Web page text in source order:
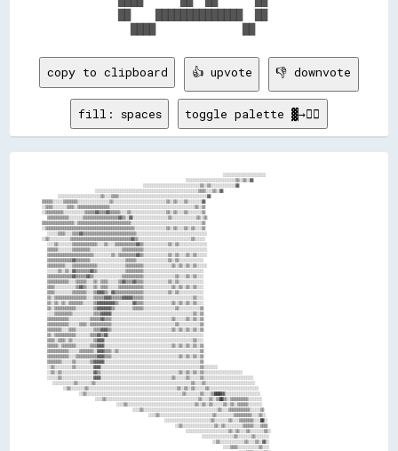
copy to clipboard 👍 upvote 👎 downvote
fill: spaces toggle palette ▓→✊🏽
                                                      ░░░░░░░░░░░░░░░░░░░░░░░░░░░░▒▒░░▒▒░░▓▓
                                      ░░░░░░░░░░░░░░░░░░░░░░░░░░░░░░░░▒▒░░▒▒░░░░░░░░░░░░░░▓▓
                    ░░░░░░░░░░░░░░░░░░░░░░░░░░░░░░░░░░░░░░░░░░░░░░░░░░░░░░░░░░▒▒▒▒░░░░▒▒░░▓▓
      ░░░░░░░░░░░░░░░░░░░░░░░░▒▒░░░░▒▒▒▒░░░░░░░░░░░░░░░░░░░░░░░░░░░░░░░░░░░░░░░░░░░░░░░░░░▓▓
▒▒▒▒▒▒░░░░░░▒▒▒▒▒▒▒▒░░░░░░░░░░░░░░░░░░▒▒░░░░░░░░░░░░░░░░░░░░░░░░░░░░░░▒▒░░▒▒░░░░▒▒░░░░░░░░▓▓
░░▒▒▒▒░░░░░░░░▒▒▒▒░░▒▒▒▒▒▒▒▒▒▒▒▒▒▒▒▒▒▒░░░░░░░░░░░░░░░░░░░░░░░░░░░░░░░░░░░░░░░░░░░░░░░░▒▒░░▒▒
░░▒▒▒▒▒▒▒▒▒▒░░░░░░░░░░░░▒▒▒▒▒▒▓▓▒▒▒▒▓▓▒▒▒▒▒▒░░░░▒▒░░░░░░░░░░░░░░░░░░░░▒▒░░▒▒░░░░▒▒░░░░░░░░▒▒
  ▒▒▒▒▒▒▒▒▒▒▒▒░░░░░░░░▒▒▒▒▒▒▒▒▒▒▒▒▒▒▒▒▒▒▒▒▓▓▒▒░░▓▓░░░░░░░░░░░░░░░░░░░░▒▒░░░░░░░░░░░░░░▒▒░░▒▒
▒▒▒▒▒▒▒▒▒▒▒▒▒▒▒▒▒▒░░▒▒▒▒▒▒▒▒▒▒▒▒▒▒▒▒▒▒▒▒▒▒▒▒▒▒▒▒▒▒░░░░░░░░░░░░░░░░░░░░░░░░░░░░░░░░░░░░░░░░▒▒
░░▒▒▒▒▒▒▒▒▒▒▒▒▒▒▒▒▒▒▒▒▒▒▒▒▒▒▒▒▒▒▒▒▒▒▒▒▒▒▒▒▒▒▒▒▒▒▒▒▒▒░░░░░░░░░░░░░░░░░░▒▒░░▒▒░░░░▒▒░░▒▒░░░░▒▒
  ░░░░░░▒▒▒▒░░░░▒▒▒▒▓▓▒▒▒▒▒▒▒▒▒▒▒▒▒▒▒▒▒▒▒▒▒▒▒▒▒▒▒▒▒▒░░░░░░░░░░░░░░░░░░░░░░░░░░░░░░░░░░░░░░░░
░░▒▒░░░░░░░░░░░░▒▒▒▒▒▒▒▒▒▒▒▒▒▒▒▒▒▒▒▒▒▒▒▒▒▒▒▒▒▒▒▒▒▒▓▓▒▒░░░░░░░░░░░░░░░░░░░░░░░░░░░░░░▒▒░░░░░░
  ░░░░▒▒░░░░░░░░▒▒▒▒▒▒▒▒▒▒▒▒▒▒░░░░▒▒░░░░▒▒▒▒▒▒▒▒▒▒▒▒▓▓▒▒░░░░░░░░░░░░░░▒▒░░▒▒░░░░░░░░░░░░░░░░
  ▒▒▒▒▒▒░░░░░░░░▒▒▒▒▒▒▒▒▒▒░░░░░░░░░░░░░░░░░░▒▒▒▒▒▒▒▒▒▒▒▒░░░░░░░░░░░░░░░░░░░░░░░░░░░░░░░░░░░░
  ▒▒▒▒▒▒▒▒▒▒▒▒▒▒▒▒▒▒▒▒▒▒▒▒▒▒░░░░░░░░░░▒▒░░▒▒▒▒▒▒▒▒▒▒▓▓▒▒░░░░░░░░░░░░░░▒▒░░▒▒░░░░▒▒░░▒▒░░░░░░
  ▒▒▒▒▒▒▒▒▒▒▒▒▒▒▓▓▒▒▒▒▒▒▒▒░░░░░░░░░░░░░░░░░░░░▒▒▒▒▒▒░░░░░░░░░░░░░░░░░░▒▒░░▒▒░░░░░░░░░░░░░░
  ▒▒▒▒▒▒▒▒▒▒░░░░▒▒▒▒▒▒▒▒▒▒▒▒▒▒░░░░░░░░░░░░░░░░▒▒▒▒▒▒▒▒▒▒░░░░░░░░░░░░░░░░▒▒░░▒▒░░▒▒░░▒▒░░░░░░
  ░░░░░░▒▒░░▒▒░░▓▓▒▒▒▒▒▒▒▒▓▓▒▒░░░░░░░░░░░░░░░░▒▒▒▒▒▒▒▒▒▒░░░░░░░░░░░░░░░░░░░░░░░░░░░░░░░░░░
  ▒▒▒▒▒▒▒▒▒▒▒▒▒▒▓▓▒▒▒▒▒▒▓▓▒▒░░░░░░░░░░░░░░░░▒▒▒▒▒▒▒▒▒▒▒▒░░░░░░░░░░░░░░░░░░▒▒░░░░▒▒░░▒▒░░░░
  ▒▒▒▒▒▒▒▒▒▒▒▒░░░░▒▒▒▒▒▒░░░░▒▒░░▒▒▒▒░░░░░░▒▒▓▓▒▒▒▒▓▓▒▒▒▒░░░░░░░░░░░░░░▒▒░░▒▒░░░░░░░░░░░░░░
  ▒▒▒▒░░░░░░░░░░░░▒▒▓▓▒▒░░░░▒▒░░▒▒▒▒░░░░░░▒▒▒▒▒▒▒▒▒▒▒▒▒▒░░░░░░░░░░░░░░░░▒▒░░▒▒░░▒▒░░▒▒░░░░
  ▒▒▒▒░░░░░░░░░░▒▒▒▒▒▒▒▒░░░░▒▒▓▓▓▓▒▒░░▓▓▒▒▒▒▒▒▒▒▒▒▒▒▒▒▒▒░░░░░░░░░░░░░░▒▒░░▒▒░░░░░░░░░░░░░░
  ▒▒░░▒▒▒▒▒▒▒▒▒▒▒▒▒▒▒▒▒▒░░░░▒▒▒▒▒▒▓▓▓▓▒▒▒▒▒▒▓▓▓▓▓▓▒▒▒▒▒▒░░░░░░░░░░░░░░░░░░░░░░░░░░░░▒▒░░░░
  ▒▒░░▒▒░░▒▒░░▒▒▒▒▒▒▒▒░░░░░░▒▒▓▓▓▓▓▓▓▓▓▓▒▒░░░░░░░░▓▓▒▒▒▒░░░░░░░░░░░░░░░░▒▒░░▒▒░░▒▒░░▒▒░░░░
  ▒▒░░▒▒▒▒▒▒▒▒▒▒▒▒░░░░░░░░░░▒▒▓▓▓▓▓▓▓▓▒▒░░░░░░░░░░▒▒▒▒▒▒░░░░░░░░░░░░░░░░░░▒▒░░░░░░░░░░░░▒▒
  ░░░░▒▒▒▒▒▒▒▒▒▒░░░░░░░░░░░░▒▒▒▒▓▓▓▓▓▓░░░░░░░░░░░░░░░░░░░░░░░░░░░░░░░░░░░░░░░░░░░░░░▒▒░░▒▒
  ▒▒▒▒▒▒▒▒▒▒▒▒░░░░░░░░░░░░▒▒▒▒▒▒▓▓▒▒▒▒░░░░░░░░░░░░░░░░░░░░░░░░░░░░░░░░░░▒▒░░░░░░▒▒░░▒▒░░▒▒
  ▒▒▒▒▒▒▒▒▒▒▒▒░░░░░░▒▒▒▒░░▒▒▒▒▒▒▒▒▒▒▒▒░░░░░░░░░░░░░░░░░░░░░░░░░░░░░░░░░░░░▒▒░░░░░░░░░░░░▒▒
  ▒▒▒▒▒▒▒▒░░░░▒▒▒▒░░░░░░░░░░▒▒▒▒▓▓▓▓▒▒░░░░░░░░░░░░░░░░░░░░░░░░░░░░░░░░░░▒▒░░▒▒░░▒▒░░▒▒░░▒▒
  ▒▒░░▒▒▒▒▒▒▒▒▒▒▒▒░░░░░░░░▒▒▒▒▓▓▒▒▓▓░░░░░░░░░░░░░░░░░░░░░░░░░░░░░░░░░░░░░░░░░░░░░░░░░░░░░░
  ▒▒▒▒░░▒▒▒▒░░▒▒░░░░░░░░░░░░▒▒▓▓▓▓░░░░░░░░░░░░░░░░░░░░░░░░░░░░░░░░░░░░░░░░░░░░░░░░░░▒▒░░░░
  ▒▒▒▒▒▒░░▒▒▒▒▒▒▒▒░░░░░░░░▒▒▒▒▓▓▓▓░░░░░░░░░░░░░░░░░░░░░░░░░░░░░░░░░░░░░░▒▒░░▒▒░░▒▒░░▒▒░░▒▒
  ▒▒▒▒▒▒▒▒▒▒▒▒░░░░░░▒▒▒▒▒▒▒▒░░▓▓▓▓▒▒▒▒░░▒▒░░░░░░░░░░░░░░░░░░░░░░░░░░░░░░░░░░░░░░░░░░░░░░▒▒
  ▒▒▒▒▒▒▒▒▒▒▒▒░░░░▒▒▒▒▒▒▒▒▒▒▒▒▓▓▓▓▒▒▒▒░░░░░░░░░░░░░░░░░░░░░░░░░░░░░░░░░░░░░░▒▒░░▒▒░░▒▒░░▒▒
  ▒▒▒▒▒▒▒▒░░░░░░▒▒░░░░░░░░▒▒▓▓▓▓▓▓░░░░░░░░░░░░░░░░░░░░░░░░░░░░░░░░░░░░░░░░░░░░░░░░░░░░░░▒▒
  ░░▒▒░░░░░░░░░░▒▒░░░░░░░░░░▓▓▓▓░░░░░░░░░░░░░░░░░░░░░░░░░░░░░░░░░░░░░░░░░░░░░░░░░░░░░░░░▒▒░░░░░░░░
  ░░▒▒░░▒▒░░░░░░░░░░░░░░░░░░▓▓▒▒░░░░░░░░░░░░░░░░░░░░░░░░░░░░░░░░░░░░░░░░░░░░▒▒░░▒▒░░▒▒░░▒▒░░░░░░░░░░░░░░░░░░░░░░
  ░░░░░░▒▒░░░░░░░░░░░░░░░░░░▓▓▓▓░░░░░░░░░░░░░░░░░░░░░░░░░░░░░░░░░░░░░░░░▒▒░░░░░░▒▒░░░░░░▒▒░░░░░░░░░░░░░░░░░░░░░░░░░░░░
    ░░░░░░░░░░░░▒▒░░░░░░░░▒▒░░░░░░░░░░░░░░░░░░░░░░░░░░░░░░░░░░░░░░░░░░░░░░░░░░░░░░▒▒░░░░▒▒░░░░░░░░░░░░░░░░░░░░░░░░░░░░
        ░░▒▒░░░░░░░░▒▒░░░░░░░░░░░░░░░░░░░░░░░░░░░░░░░░░░░░░░░░░░░░░░░░░░▒▒░░▒▒░░▒▒░░░░░░▒▒░░░░░░░░░░░░░░░░░░░░░░░░░░░░
              ░░▒▒░░░░░░░░░░░░░░░░░░░░░░░░░░░░░░░░░░░░░░░░░░░░░░░░░░░░░░▒▒░░░░░░░░▒▒░░░░▒▒████▓▓░░░░░░░░░░░░░░░░░░░░
                    ░░░░▒▒░░░░░░░░░░░░░░░░░░░░░░░░░░░░░░░░░░░░░░░░░░░░░░░░░░░░▒▒░░░░▒▒░░▒▒██▒▒░░▒▒▒▒▒▒▒▒▒▒░░░░░░░░
                            ░░░░▒▒░░░░░░░░░░░░░░░░░░░░░░░░░░░░░░░░░░░░░░▒▒░░▒▒░░▒▒░░░░░░▒▒░░▒▒░░▒▒▒▒▒▒░░░░░░░░
                                  ░░░░▒▒░░░░░░░░░░░░░░░░░░░░░░░░░░░░░░░░░░░░░░░░░░▒▒░░░░▒▒▒▒▒▒▒▒▒▒▒▒░░░░░░▒▒
                                        ░░░░▒▒░░░░░░░░░░░░░░░░░░░░░░░░░░░░░░▒▒░░░░░░░░░░▒▒▒▒▒▒▒▒▒▒░░░░▒▒░░
                                              ░░░░░░░░░░░░░░░░░░░░░░░░░░▒▒░░░░░░░░▒▒░░░░▒▒▒▒▒▒▒▒░░░░██░░
                                                  ░░▒▒░░░░░░░░░░░░░░░░░░▒▒░░▒▒░░░░░░░░░░▒▒▒▒▒▒░░░░▒▒▒▒
                                                      ░░░░░░░░░░░░░░░░░░░░░░░░▒▒░░▒▒░░░░▒▒░░░░░░░░▒▒░░
                                                            ░░░░░░░░░░░░░░░░░░▒▒░░░░░░░░▒▒░░░░░░░░
                                                                ░░▒▒░░░░░░░░░░░░░░▒▒░░░░▒▒░░▓▓░░
                                                                    ░░░░▒▒▒▒░░░░░░░░░░░░▒▒░░░░